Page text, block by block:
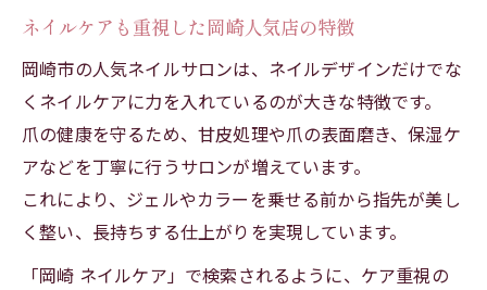
ネイルケアも重視した岡崎人気店の特徴
岡崎市の人気ネイルサロンは、ネイルデザインだけでな
くネイルケアに力を入れているのが大きな特徴です。
爪の健康を守るため、甘皮処理や爪の表面磨き、保湿ケ
アなどを丁寧に行うサロンが増えています。
これにより、ジェルやカラーを乗せる前から指先が美し
く整い、長持ちする仕上がりを実現しています。
「岡崎 ネイルケア」で検索されるように、ケア重視の